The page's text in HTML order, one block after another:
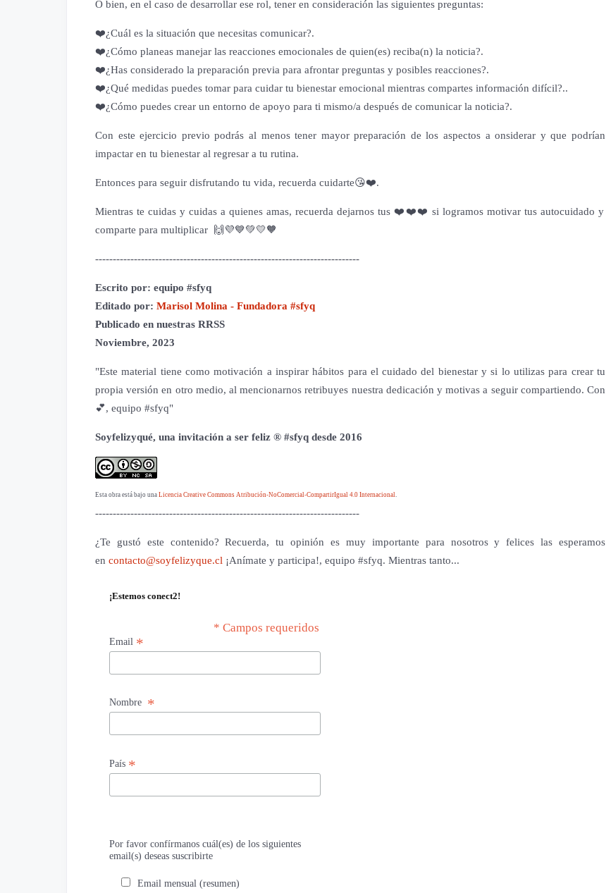
O bien, en el caso de desarrollar ese rol, tener en consideración las siguientes preguntas:
❤️¿Cuál es la situación que necesitas comunicar?.
❤️¿Cómo planeas manejar las reacciones emocionales de quien(es) reciba(n) la noticia?.
❤️¿Has considerado la preparación previa para afrontar preguntas y posibles reacciones?.
❤️¿Qué medidas puedes tomar para cuidar tu bienestar emocional mientras compartes información difícil?..
❤️¿Cómo puedes crear un entorno de apoyo para ti mismo/a después de comunicar la noticia?.
Con este ejercicio previo podrás al menos tener mayor preparación de los aspectos a onsiderar y que podrían
impactar en tu bienestar al regresar a tu rutina.
Entonces para seguir disfrutando tu vida, recuerda cuidarte😘❤️.
Mientras te cuidas y cuidas a quienes amas, recuerda dejarnos tus ❤️❤️❤️ si logramos motivar tus autocuidado y
comparte para multiplicar 🙌💜💙💚💛🧡
---------------------------------------------------------------------------
Escrito por: equipo #sfyq
Editado por: Marisol Molina - Fundadora #sfyq
Publicado en nuestras RRSS
Noviembre, 2023
"Este material tiene como motivación a inspirar hábitos para el cuidado del bienestar y si lo utilizas para crear tu
propia versión en otro medio, al mencionarnos retribuyes nuestra dedicación y motivas a seguir compartiendo. Con
💕, equipo #sfyq"
Soyfelizyqué, una invitación a ser feliz ® #sfyq desde 2016
Esta obra está bajo una Licencia Creative Commons Atribución-NoComercial-CompartirIgual 4.0 Internacional.
---------------------------------------------------------------------------
¿Te gustó este contenido? Recuerda, tu opinión es muy importante para nosotros y felices las esperamos
en contacto@soyfelizyque.cl ¡Anímate y participa!, equipo #sfyq. Mientras tanto...
¡Estemos conect2!
* Campos requeridos
Email *
Nombre *
País *
Por favor confírmanos cuál(es) de los siguientes
email(s) deseas suscribirte
Email mensual (resumen)